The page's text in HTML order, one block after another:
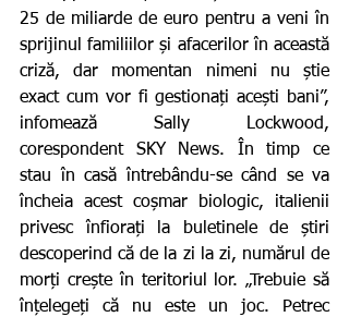
25 de miliarde de euro pentru a veni în
sprijinul familiilor și afacerilor în această
criză, dar momentan nimeni nu știe
exact cum vor fi gestionați acești bani”,
infomează Sally Lockwood,
corespondent SKY News. În timp ce
stau în casă întrebându-se când se va
încheia acest coșmar biologic, italienii
privesc înfiorați la buletinele de știri
descoperind că de la zi la zi, numărul de
morți crește în teritoriul lor. „Trebuie să
înțelegeți că nu este un joc. Petrec